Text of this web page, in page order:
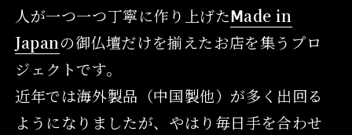
人が一つ一つ丁寧に作り上げたⅯade in
Japanの御仏壇だけを揃えたお店を集うプロ
ジェクトです。
近年では海外製品（中国製他）が多く出回る
ようになりましたが、やはり毎日手を合わせ